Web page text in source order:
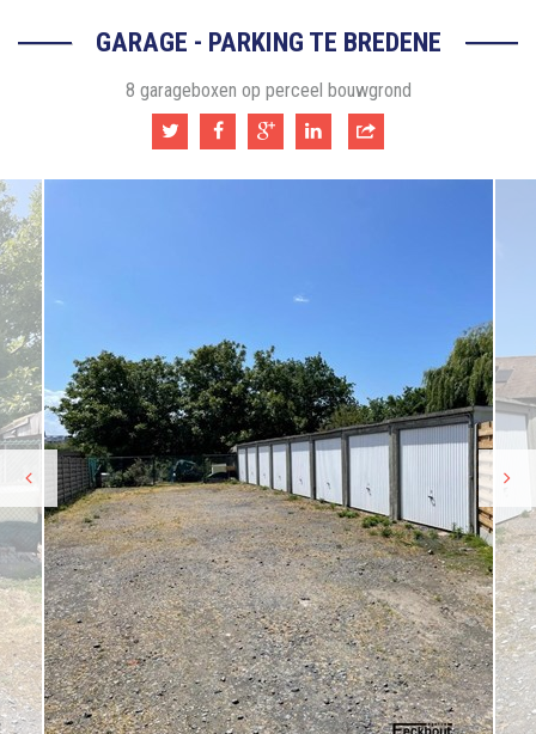
GARAGE - PARKING TE BREDENE
8 garageboxen op perceel bouwgrond